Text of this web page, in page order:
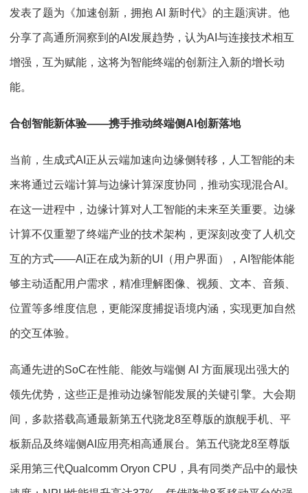
发表了题为《加速创新，拥抱 AI 新时代》的主题演讲。他
分享了高通所洞察到的AI发展趋势，认为AI与连接技术相互
增强，互为赋能，这将为智能终端的创新注入新的增长动
能。
合创智能新体验——携手推动终端侧AI创新落地
当前，生成式AI正从云端加速向边缘侧转移，人工智能的未
来将通过云端计算与边缘计算深度协同，推动实现混合AI。
在这一进程中，边缘计算对人工智能的未来至关重要。边缘
计算不仅重塑了终端产业的技术架构，更深刻改变了人机交
互的方式——AI正在成为新的UI（用户界面），AI智能体能
够主动适配用户需求，精准理解图像、视频、文本、音频、
位置等多维度信息，更能深度捕捉语境内涵，实现更加自然
的交互体验。
高通先进的SoC在性能、能效与端侧 AI 方面展现出强大的
领先优势，这些正是推动边缘智能发展的关键引擎。大会期
间，多款搭载高通最新第五代骁龙8至尊版的旗舰手机、平
板新品及终端侧AI应用亮相高通展台。第五代骁龙8至尊版
采用第三代Qualcomm Oryon CPU，具有同类产品中的最快